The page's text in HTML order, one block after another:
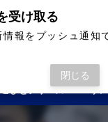
ち情報をご紹介
サ
受け取る
報をプッシュ通知
閉じる